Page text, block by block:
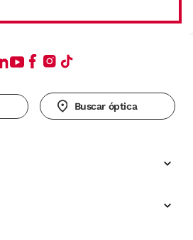
Buscar óptica